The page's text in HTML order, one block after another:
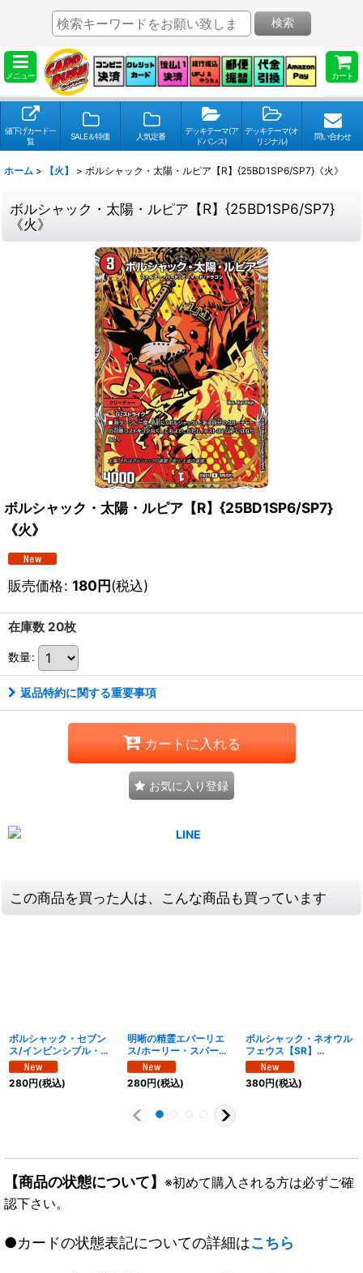
メニュー カート
検索
値下げカード一
覧
SALE＆特価 人気定番
デッキテーマ(ア
ドバンス)
デッキテーマ(オ
リジナル)
問い合わせ
ホーム > 【火】 > ボルシャック・太陽・ルピア【R】{25BD1SP6/SP7}《火》
ボルシャック・太陽・ルピア【R】{25BD1SP6/SP7}
《火》
ボルシャック・太陽・ルピア【R】{25BD1SP6/SP7}
《火》
販売価格: 180円(税込)
在庫数 20枚
数量:
返品特約に関する重要事項
カートに入れる
お気に入り登録
この商品を買った人は、こんな商品も買っています
ボルシャック・セブン
ス/インビンシブル・サ
ンバースト【R】
{25BD1SP7/SP7}
《多》
280円(税込)
明晰の精霊エバーリエ
ス/ホーリー・スパーク
【R】
{25BD2SP4/SP7}
《多》
280円(税込)
ボルシャック・ネオウル
フェウス【SR】
{25BD1SP3/SP7}
《多》
380円(税込)
【商品の状態について】 ※初めて購入される方は必ずご確
認下さい。
●カードの状態表記についての詳細はこちら